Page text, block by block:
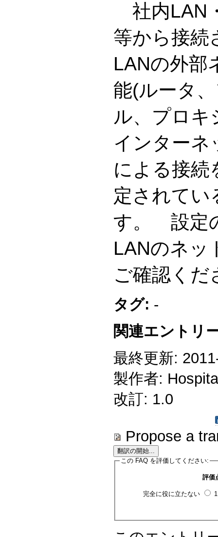
社内LAN
等から接続
LANの外部
能(ルータ
ル、プロキ
インターネ
による接続
定されてい
す。 設定
LANのネッ
ご確認くだ
タグ: -
関連エントリ
最終更新:
製作者:
改訂: 1.0
Propose a
この FAQ を評価してください:
評価
完全に役に立たない